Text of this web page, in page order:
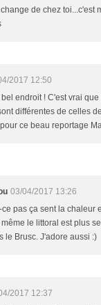
de chez toi...c'est
2017 12:50
endroit ! C'est vrai
différentes de celles
ce beau reportage
03/04/2017 13:26
ce pas ça sent la chaleur
le littoral est plus
le Brusc. J'adore aussi :)
2017 12:37